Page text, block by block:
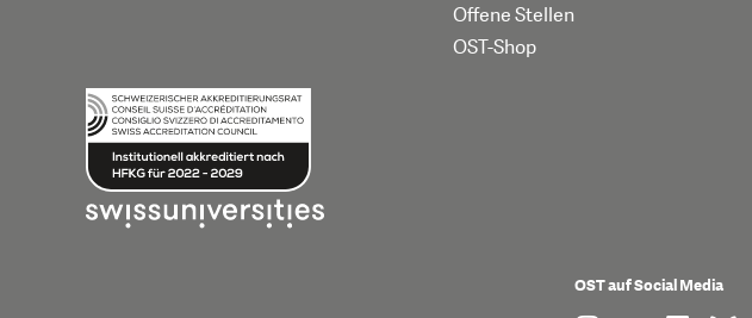
Offene Stellen
OST-Shop
OST auf Social Media